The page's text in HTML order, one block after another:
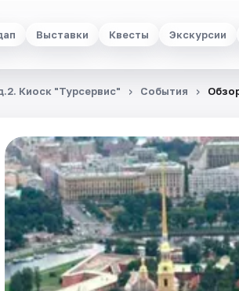
Выставки Квесты Экскурсии
Киоск "Турсервис" События